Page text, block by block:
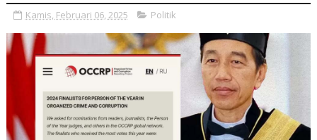
Kamis, Februari 06, 2025 Politik